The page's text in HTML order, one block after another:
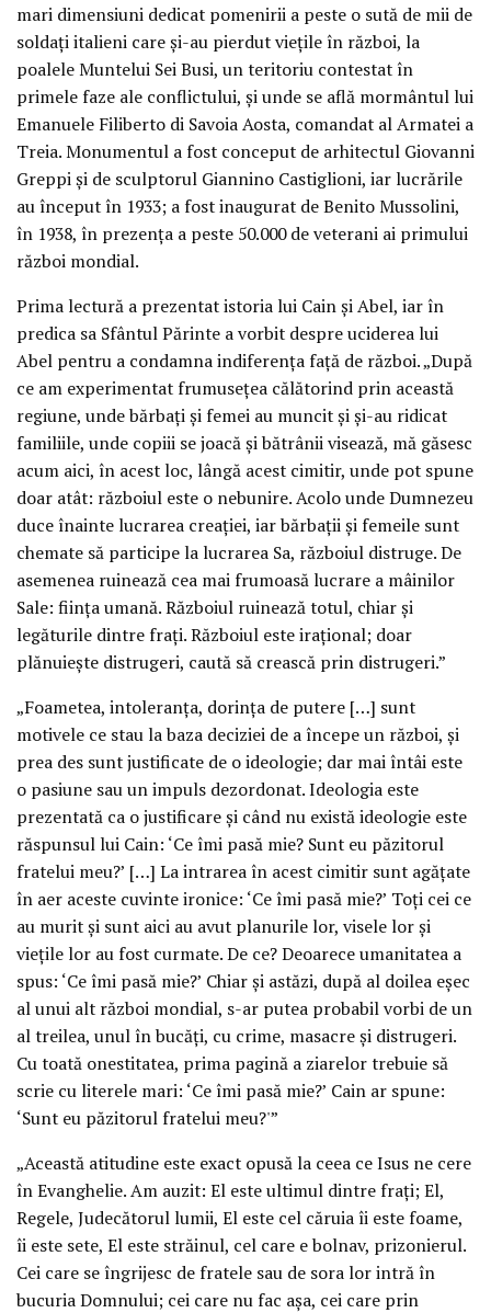
mari dimensiuni dedicat pomenirii a peste o sută de mii de
soldaţi italieni care şi-au pierdut vieţile în război, la
poalele Muntelui Sei Busi, un teritoriu contestat în
primele faze ale conflictului, şi unde se află mormântul lui
Emanuele Filiberto di Savoia Aosta, comandat al Armatei a
Treia. Monumentul a fost conceput de arhitectul Giovanni
Greppi şi de sculptorul Giannino Castiglioni, iar lucrările
au început în 1933; a fost inaugurat de Benito Mussolini,
în 1938, în prezenţa a peste 50.000 de veterani ai primului
război mondial.
Prima lectură a prezentat istoria lui Cain şi Abel, iar în
predica sa Sfântul Părinte a vorbit despre uciderea lui
Abel pentru a condamna indiferenţa faţă de război. „După
ce am experimentat frumuseţea călătorind prin această
regiune, unde bărbaţi şi femei au muncit şi şi-au ridicat
familiile, unde copiii se joacă şi bătrânii visează, mă găsesc
acum aici, în acest loc, lângă acest cimitir, unde pot spune
doar atât: războiul este o nebunire. Acolo unde Dumnezeu
duce înainte lucrarea creaţiei, iar bărbaţii şi femeile sunt
chemate să participe la lucrarea Sa, războiul distruge. De
asemenea ruinează cea mai frumoasă lucrare a mâinilor
Sale: fiinţa umană. Războiul ruinează totul, chiar şi
legăturile dintre fraţi. Războiul este iraţional; doar
plănuieşte distrugeri, caută să crească prin distrugeri.”
„Foametea, intoleranţa, dorinţa de putere […] sunt
motivele ce stau la baza deciziei de a începe un război, şi
prea des sunt justificate de o ideologie; dar mai întâi este
o pasiune sau un impuls dezordonat. Ideologia este
prezentată ca o justificare şi când nu există ideologie este
răspunsul lui Cain: ‘Ce îmi pasă mie? Sunt eu păzitorul
fratelui meu?’ […] La intrarea în acest cimitir sunt agăţate
în aer aceste cuvinte ironice: ‘Ce îmi pasă mie?’ Toţi cei ce
au murit şi sunt aici au avut planurile lor, visele lor şi
vieţile lor au fost curmate. De ce? Deoarece umanitatea a
spus: ‘Ce îmi pasă mie?’ Chiar şi astăzi, după al doilea eşec
al unui alt război mondial, s-ar putea probabil vorbi de un
al treilea, unul în bucăţi, cu crime, masacre şi distrugeri.
Cu toată onestitatea, prima pagină a ziarelor trebuie să
scrie cu literele mari: ‘Ce îmi pasă mie?’ Cain ar spune:
‘Sunt eu păzitorul fratelui meu?'”
„Această atitudine este exact opusă la ceea ce Isus ne cere
în Evanghelie. Am auzit: El este ultimul dintre fraţi; El,
Regele, Judecătorul lumii, El este cel căruia îi este foame,
îi este sete, El este străinul, cel care e bolnav, prizonierul.
Cei care se îngrijesc de fratele sau de sora lor intră în
bucuria Domnului; cei care nu fac aşa, cei care prin